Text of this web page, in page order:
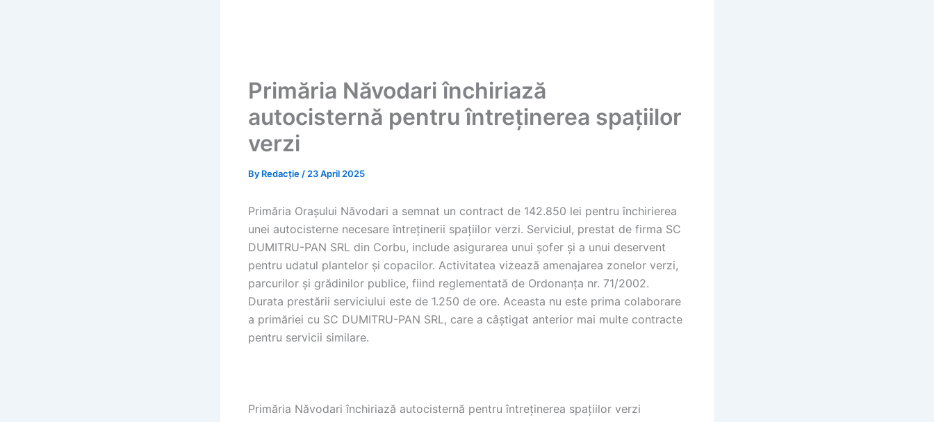
Primăria Năvodari închiriază
autocisternă pentru întreținerea spațiilor
verzi
By Redacție/23 April 2025
Primăria Orașului Năvodari a semnat un contract de 142.850 lei pentru închirierea
unei autocisterne necesare întreținerii spațiilor verzi. Serviciul, prestat de firma SC
DUMITRU-PAN SRL din Corbu, include asigurarea unui șofer și a unui deservent
pentru udatul plantelor și copacilor. Activitatea vizează amenajarea zonelor verzi,
parcurilor și grădinilor publice, fiind reglementată de Ordonanța nr. 71/2002.
Durata prestării serviciului este de 1.250 de ore. Aceasta nu este prima colaborare
a primăriei cu SC DUMITRU-PAN SRL, care a câștigat anterior mai multe contracte
pentru servicii similare.
Primăria Năvodari închiriază autocisternă pentru întreținerea spațiilor verzi